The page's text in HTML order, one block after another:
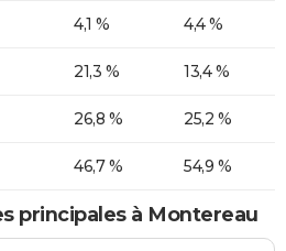
4,1 % 4,4 %
21,3 % 13,4 %
26,8 % 25,2 %
46,7 % 54,9 %
principales à Montereau